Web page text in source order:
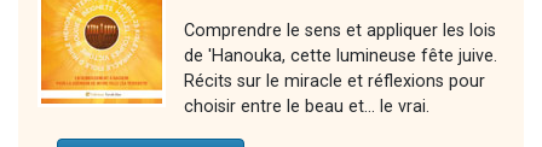
Comprendre le sens et appliquer les lois
de 'Hanouka, cette lumineuse fête juive.
Récits sur le miracle et réflexions pour
choisir entre le beau et... le vrai.